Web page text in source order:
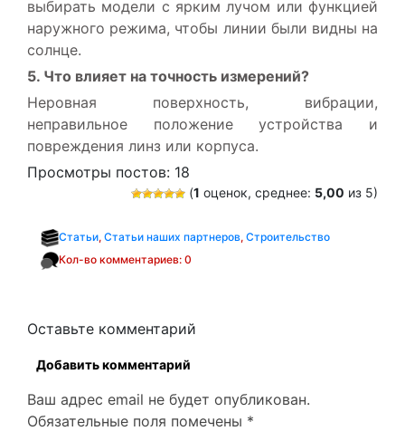
выбирать модели с ярким лучом или функцией
наружного режима, чтобы линии были видны на
солнце.
5. Что влияет на точность измерений?
Неровная поверхность, вибрации,
неправильное положение устройства и
повреждения линз или корпуса.
Просмотры постов: 18
(1 оценок, среднее: 5,00 из 5)
Статьи, Статьи наших партнеров, Строительство
Кол-во комментариев: 0
Оставьте комментарий
Добавить комментарий
Ваш адрес email не будет опубликован.
Обязательные поля помечены *